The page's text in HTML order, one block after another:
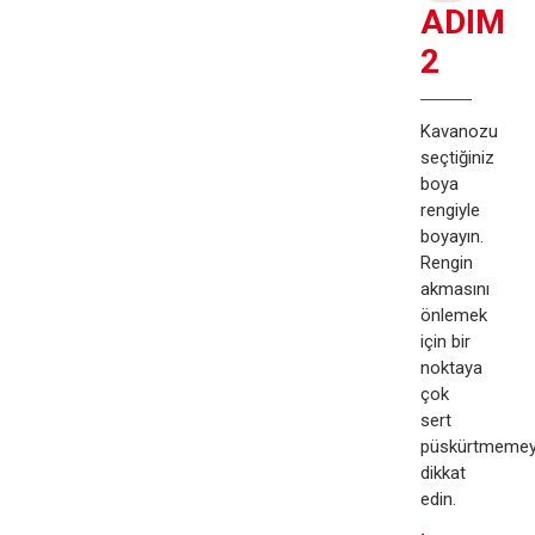
ADIM
2
Kavanozu
seçtiğiniz
boya
rengiyle
boyayın.
Rengin
akmasını
önlemek
için bir
noktaya
çok
sert
dikkat
edin.